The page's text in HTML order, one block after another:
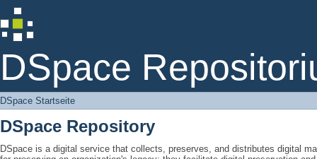
DSpace
DSpace Startseite
DSpace Startseite
DSpace Repository
DSpace is a digital service that collects, preserves, and distributes digital